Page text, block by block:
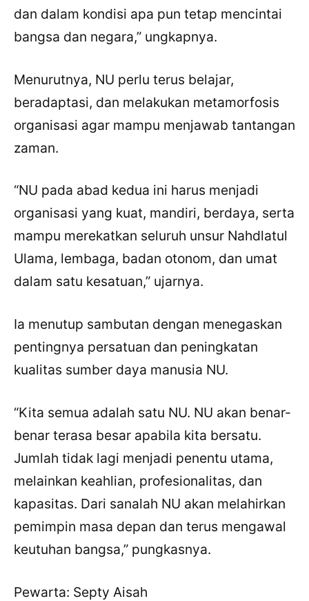
dan dalam kondisi apa pun tetap mencintai
bangsa dan negara,” ungkapnya.
Menurutnya, NU perlu terus belajar,
beradaptasi, dan melakukan metamorfosis
organisasi agar mampu menjawab tantangan
zaman.
“NU pada abad kedua ini harus menjadi
organisasi yang kuat, mandiri, berdaya, serta
mampu merekatkan seluruh unsur Nahdlatul
Ulama, lembaga, badan otonom, dan umat
dalam satu kesatuan,” ujarnya.
Ia menutup sambutan dengan menegaskan
pentingnya persatuan dan peningkatan
kualitas sumber daya manusia NU.
“Kita semua adalah satu NU. NU akan benar-
benar terasa besar apabila kita bersatu.
Jumlah tidak lagi menjadi penentu utama,
melainkan keahlian, profesionalitas, dan
kapasitas. Dari sanalah NU akan melahirkan
pemimpin masa depan dan terus mengawal
keutuhan bangsa,” pungkasnya.
Pewarta: Septy Aisah
Bagikan Tulisan Ini
WhatsApp
X / Twitter
LinkedIn
Salin Tautan Artikel